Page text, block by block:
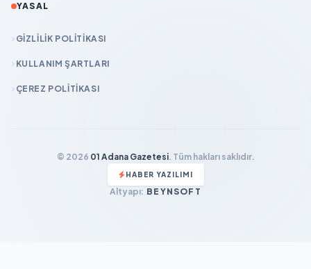
YASAL
GIZLILIK POLITIKASI
KULLANIM ŞARTLARI
ÇEREZ POLITIKASI
© 2026 01 Adana Gazetesi. Tüm hakları saklıdır.
HABER YAZILIMI
Altyapı: BEYNSOFT